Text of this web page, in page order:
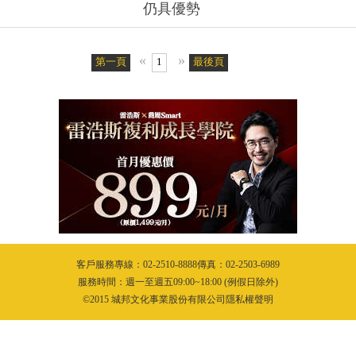
仍具優勢
第一頁 « 1 » 最後頁
客戶服務專線：02-2510-8888傳真：02-2503-6989
服務時間：週一至週五09:00~18:00 (例假日除外)
©2015 城邦文化事業股份有限公司隱私權聲明